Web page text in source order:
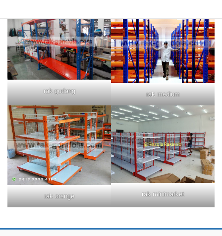
rak gudang rak medium
rak orange rak minimarket